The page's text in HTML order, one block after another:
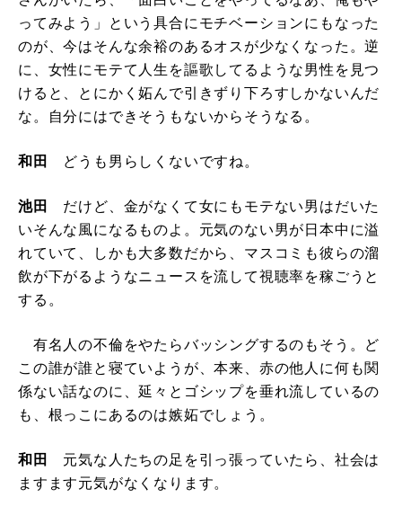
ってみよう」という具合にモチベーションにもなった
のが、今はそんな余裕のあるオスが少なくなった。逆
に、女性にモテて人生を謳歌してるような男性を見つ
けると、とにかく妬んで引きずり下ろすしかないんだ
な。自分にはできそうもないからそうなる。
和田 どうも男らしくないですね。
池田 だけど、金がなくて女にもモテない男はだいた
いそんな風になるものよ。元気のない男が日本中に溢
れていて、しかも大多数だから、マスコミも彼らの溜
飲が下がるようなニュースを流して視聴率を稼ごうと
する。
有名人の不倫をやたらバッシングするのもそう。ど
この誰が誰と寝ていようが、本来、赤の他人に何も関
係ない話なのに、延々とゴシップを垂れ流しているの
も、根っこにあるのは嫉妬でしょう。
和田 元気な人たちの足を引っ張っていたら、社会は
ますます元気がなくなります。